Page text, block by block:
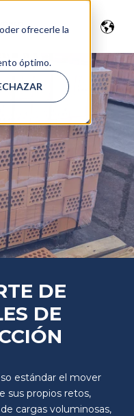
ofrecerle la
óptimo.
DE
DE
estándar el mover
sus propios retos,
cargas voluminosas,